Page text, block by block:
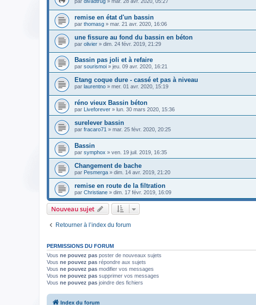
remise en état d'un bassin
par thomasg » mar. 21 avr. 2020, 16:06
une fissure au fond du bassin en béton
par olivier » dim. 24 févr. 2019, 21:29
Bassin pas joli et à refaire
par sourismoi » jeu. 09 avr. 2020, 16:21
Etang coque dure - cassé et pas à niveau
par laurentno » mer. 01 avr. 2020, 15:19
réno vieux Bassin béton
par Liveforever » lun. 30 mars 2020, 15:36
surelever bassin
par fracaro71 » mar. 25 févr. 2020, 20:25
Bassin
par symphox » ven. 19 juil. 2019, 16:35
Changement de bache
par Pesmerga » dim. 14 avr. 2019, 21:20
remise en route de la filtration
par Christiane » dim. 17 févr. 2019, 16:09
Nouveau sujet
Retourner à l’index du forum
PERMISSIONS DU FORUM
Vous ne pouvez pas poster de nouveaux sujets
Vous ne pouvez pas répondre aux sujets
Vous ne pouvez pas modifier vos messages
Vous ne pouvez pas supprimer vos messages
Vous ne pouvez pas joindre des fichiers
Index du forum